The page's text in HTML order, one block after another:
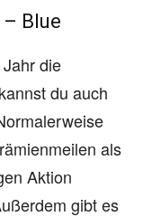
Blue
die
du auch
als
Aktion
gibt es